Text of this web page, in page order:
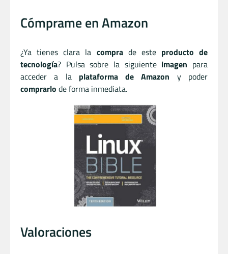
Cómprame en Amazon
¿Ya tienes clara la comprade este producto de
tecnología? Pulsa sobre la siguiente imagen para
acceder a la plataforma de Amazon y poder
comprarlo de forma inmediata.
Valoraciones